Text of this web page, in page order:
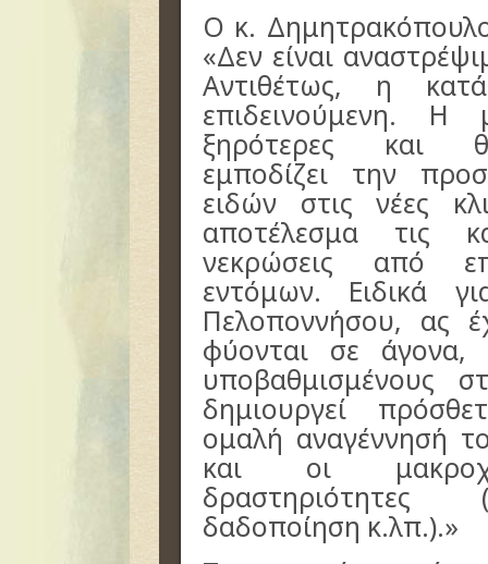
Ο κ.
«Δεν είναι
Αντιθέτως, η
επιδεινούμενη. Η
ξηρότερες και
εμποδίζει την
ειδών στις νέες
αποτέλεσμα τις
νεκρώσεις από
εντόμων. Ειδικά
Πελοποννήσου, ας
φύονται σε άγονα,
υποβαθμισμένους
δημιουργεί
ομαλή αναγέννησή
και οι
δραστηριότητες
δαδοποίηση κ.λπ.).»